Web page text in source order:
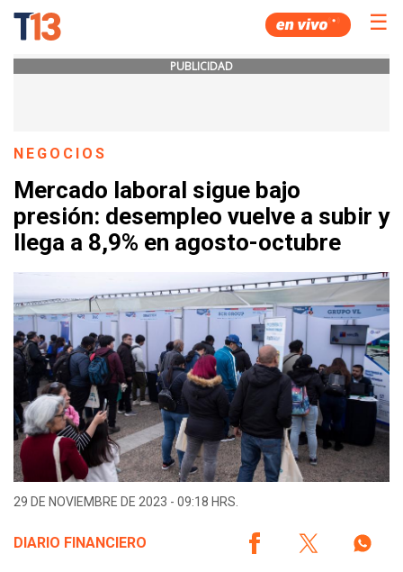
☰
PUBLICIDAD
NEGOCIOS
Mercado laboral sigue bajo
presión: desempleo vuelve a subir y
llega a 8,9% en agosto-octubre
29 DE NOVIEMBRE DE 2023 - 09:18 HRS.
DIARIO FINANCIERO